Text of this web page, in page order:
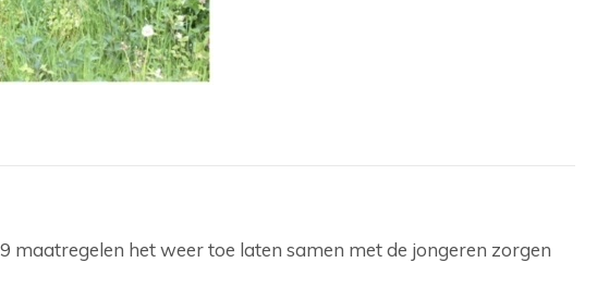
maatregelen het weer toe laten samen met de jongeren zorgen